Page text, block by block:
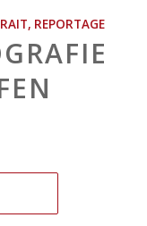
, REPORTAGE